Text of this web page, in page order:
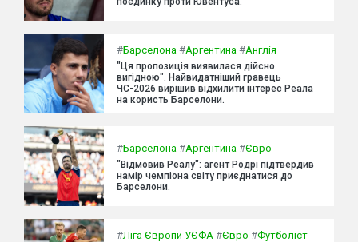
#Барселона #Аргентина #Англія
"Ця пропозиція виявилася дійсно
вигідною". Найвидатніший гравець
ЧС-2026 вирішив відхилити інтерес Реала
на користь Барселони.
#Барселона #Аргентина #Євро
"Відмовив Реалу": агент Родрі підтвердив
намір чемпіона світу приєднатися до
Барселони.
#Ліга Європи УЄФА #Євро #Футболіст